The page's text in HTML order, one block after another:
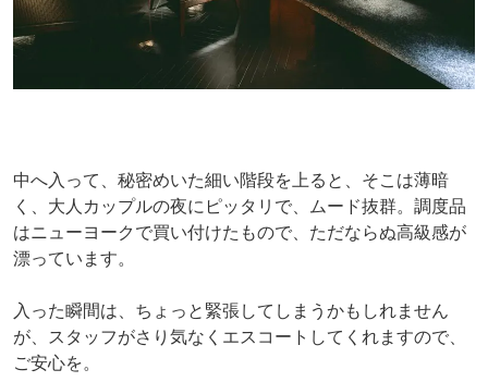
中へ入って、秘密めいた細い階段を上ると、そこは薄暗
く、大人カップルの夜にピッタリで、ムード抜群。調度品
はニューヨークで買い付けたもので、ただならぬ高級感が
漂っています。
入った瞬間は、ちょっと緊張してしまうかもしれません
が、スタッフがさり気なくエスコートしてくれますので、
ご安心を。